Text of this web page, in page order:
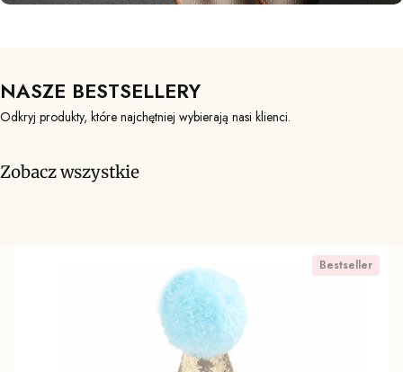
NASZE BESTSELLERY
Odkryj produkty, które najchętniej wybierają nasi klienci.
Zobacz wszystkie
Bestseller